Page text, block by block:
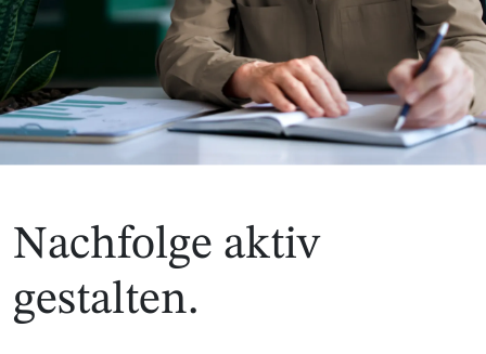
Nachfolge aktiv
gestalten.